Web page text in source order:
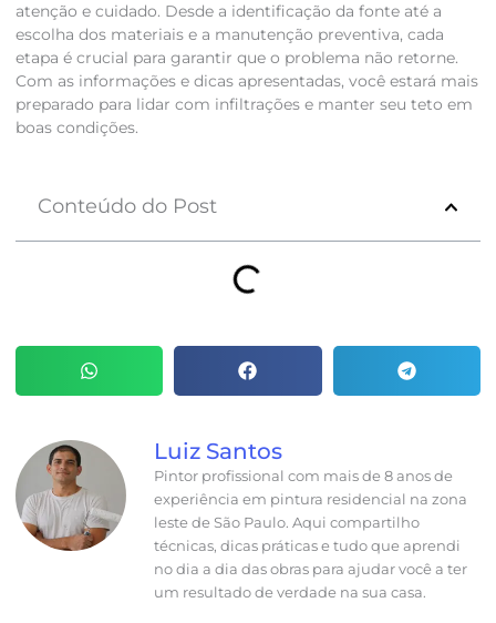
atenção e cuidado. Desde a identificação da fonte até a
escolha dos materiais e a manutenção preventiva, cada
etapa é crucial para garantir que o problema não retorne.
Com as informações e dicas apresentadas, você estará mais
preparado para lidar com infiltrações e manter seu teto em
boas condições.
Conteúdo do Post
Luiz Santos
Pintor profissional com mais de 8 anos de
experiência em pintura residencial na zona
leste de São Paulo. Aqui compartilho
técnicas, dicas práticas e tudo que aprendi
no dia a dia das obras para ajudar você a ter
um resultado de verdade na sua casa.